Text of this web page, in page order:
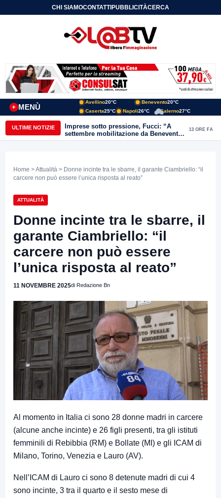
CHI SIAMOCONTATTIPUBBLICITÀCERCA
MENÙ
+
Avellino20°C Benevento20°C
Caserta25°C Napoli26°C Salerno27°C
ULTIME NOTIZIE
Imprese sotto pressione, Fucci: “A
settembre mobilitazione da Benevento
e Avellino”
13 ORE FA
Home >Attualità > Donne incinte tra le sbarre, il garante Ciambriello: “il
carcere non può essere l’unica risposta al reato”
ATTUALITÀ
Donne incinte tra le sbarre, il
garante Ciambriello: “il
carcere non può essere
l’unica risposta al reato”
11 NOVEMBRE 2025di Redazione Bn
Al momento in Italia ci sono 28 donne madri in carcere
(alcune anche incinte) e 26 figli presenti, tra gli istituti
femminili di Rebibbia (RM) e Bollate (MI) e gli ICAM di
Milano, Torino, Venezia e Lauro (AV).
Nell’ICAM di Lauro ci sono 8 detenute madri di cui 4
sono incinte, 3 tra il quarto e il sesto mese di